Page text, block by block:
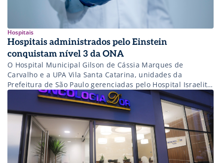
Hospitais
Hospitais administrados pelo Einstein
conquistam nível 3 da ONA
O Hospital Municipal Gilson de Cássia Marques de
Carvalho e a UPA Vila Santa Catarina, unidades da
Prefeitura de São Paulo gerenciadas pelo Hospital Israelita
Albert Einstein, foram reacreditadas com o Nível 3 da
Organização Nacional de Acreditação (ONA). Essa
certificação, conhecida como Acreditação com Excelência,
reconhece que as unidades de saúde não apenas atendem
aos […]